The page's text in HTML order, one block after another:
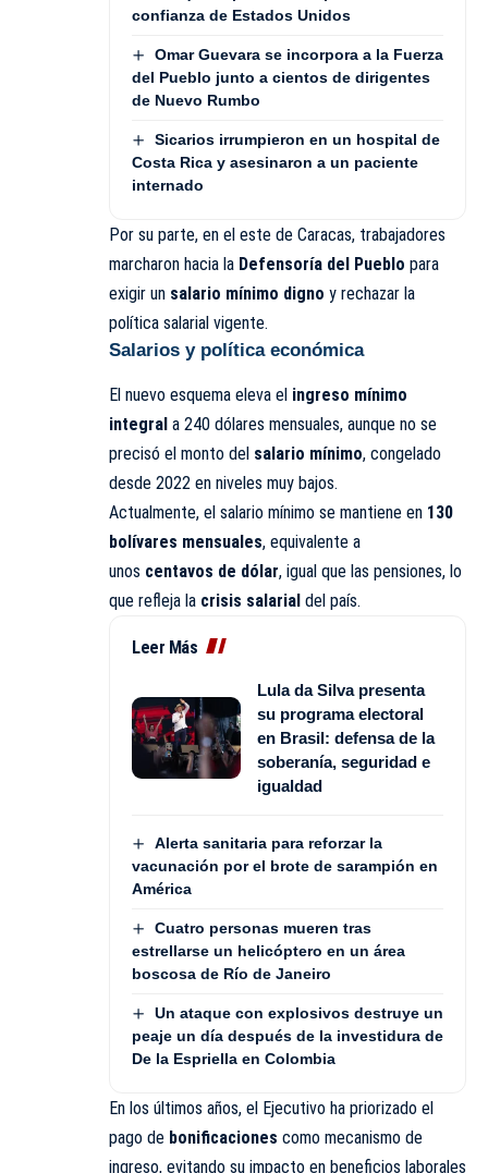
confianza de Estados Unidos
Omar Guevara se incorpora a la Fuerza
del Pueblo junto a cientos de dirigentes
de Nuevo Rumbo
Sicarios irrumpieron en un hospital de
Costa Rica y asesinaron a un paciente
internado
Por su parte, en el este de Caracas, trabajadores
marcharon hacia la Defensoría del Pueblo para
exigir un salario mínimo digno y rechazar la
política salarial vigente.
Salarios y política económica
El nuevo esquema eleva el ingreso mínimo
integral a 240 dólares mensuales, aunque no se
precisó el monto del salario mínimo, congelado
desde 2022 en niveles muy bajos.
Actualmente, el salario mínimo se mantiene en 130
bolívares mensuales, equivalente a
unos centavos de dólar, igual que las pensiones, lo
que refleja la crisis salarial del país.
Leer Más
Lula da Silva presenta
su programa electoral
en Brasil: defensa de la
soberanía, seguridad e
igualdad
Alerta sanitaria para reforzar la
vacunación por el brote de sarampión en
América
Cuatro personas mueren tras
estrellarse un helicóptero en un área
boscosa de Río de Janeiro
Un ataque con explosivos destruye un
peaje un día después de la investidura de
De la Espriella en Colombia
En los últimos años, el Ejecutivo ha priorizado el
pago de bonificaciones como mecanismo de
ingreso, evitando su impacto en beneficios laborales